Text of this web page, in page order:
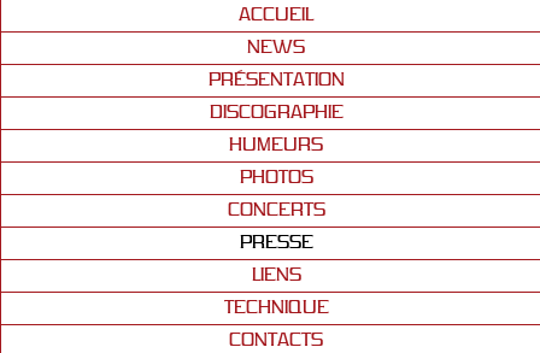
ACCUEIL
NEWS
PRÉSENTATION
DISCOGRAPHIE
HUMEURS
PHOTOS
CONCERTS
PRESSE
LIENS
TECHNIQUE
CONTACTS